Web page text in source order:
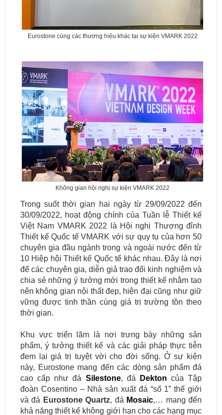
Eurostone cùng các thương hiệu khác tại sự kiện VMARK 2022
Không gian hội nghị sự kiện VMARK 2022
Trong suốt thời gian hai ngày từ 29/09/2022 đến
30/09/2022, hoạt động chính của Tuần lễ Thiết kế
Việt Nam VMARK 2022 là Hội nghị Thượng đỉnh
Thiết kế Quốc tế VMARK với sự quy tụ của hơn 50
chuyên gia đầu ngành trong và ngoài nước đến từ
10 Hiệp hội Thiết kế Quốc tế khác nhau. Đây là nơi
để các chuyên gia, diễn giả trao đổi kinh nghiệm và
chia sẻ những ý tưởng mới trong thiết kế nhằm tạo
nên không gian nội thất đẹp, hiện đại cũng như giữ
vững được tinh thần cùng giá trị trường tồn theo
thời gian.
Khu vực triển lãm là nơi trưng bày những sản
phẩm, ý tưởng thiết kế và các giải pháp thực tiễn
đem lại giá trị tuyệt vời cho đời sống. Ở sự kiện
này, Eurostone mang đến các dòng sản phẩm đá
cao cấp như đá Silestone, đá Dekton của Tập
đoàn Cosentino – Nhà sản xuất đá “số 1” thế giới
và đá Eurostone Quartz, đá Mosaic,… mang đến
khả năng thiết kế không giới hạn cho các hạng mục